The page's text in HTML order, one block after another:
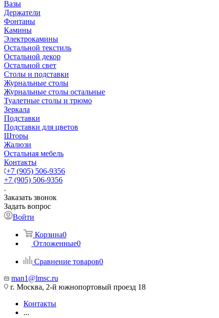
Вазы
Держатели
Фонтаны
Камины
Электрокамины
Остальной текстиль
Остальной декор
Остальной свет
Столы и подставки
Журнальные столы
Журнальные столы остальные
Туалетные столы и трюмо
Зеркала
Подставки
Подставки для цветов
Шторы
Жалюзи
Остальная мебель
Контакты
+7 (905) 506-9356
+7 (905) 506-9356
Заказать звонок
Задать вопрос
Войти
Корзина0
Отложенные0
Сравнение товаров0
man1@lmsc.ru
г. Москва, 2-й южнопортовый проезд 18
Контакты
...